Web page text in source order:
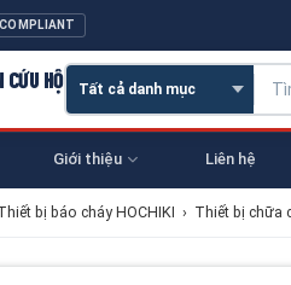
HỘ
Giới thiệu Liên hệ
bị báo cháy HOCHIKI › Thiết bị chữa